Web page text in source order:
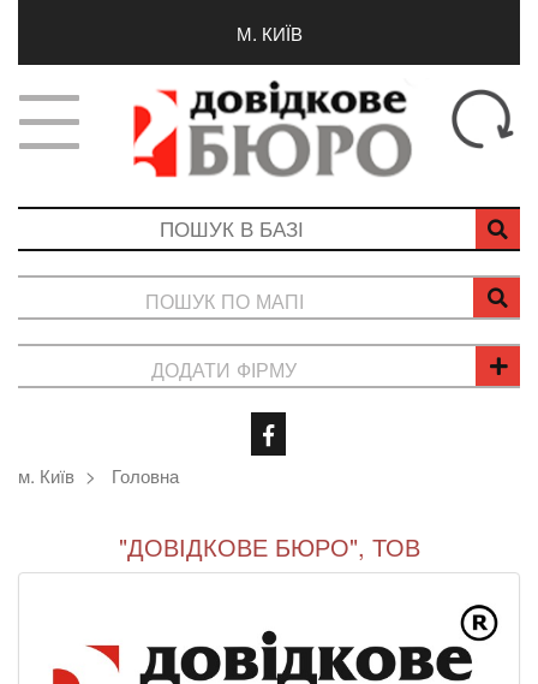
М. КИЇВ
ПОШУК ПО МАПІ
ДОДАТИ ФІРМУ
м. Київ Головна
"ДОВІДКОВЕ БЮРО", ТОВ